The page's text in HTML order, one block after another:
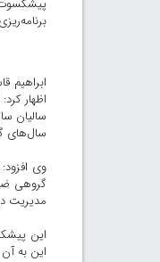
پیشکسوت
ابراهیم
اظهار
سالیان
سال‌های
وی
گروهی
مدیریت
این به